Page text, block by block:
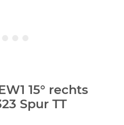
15° rechts
Spur TT